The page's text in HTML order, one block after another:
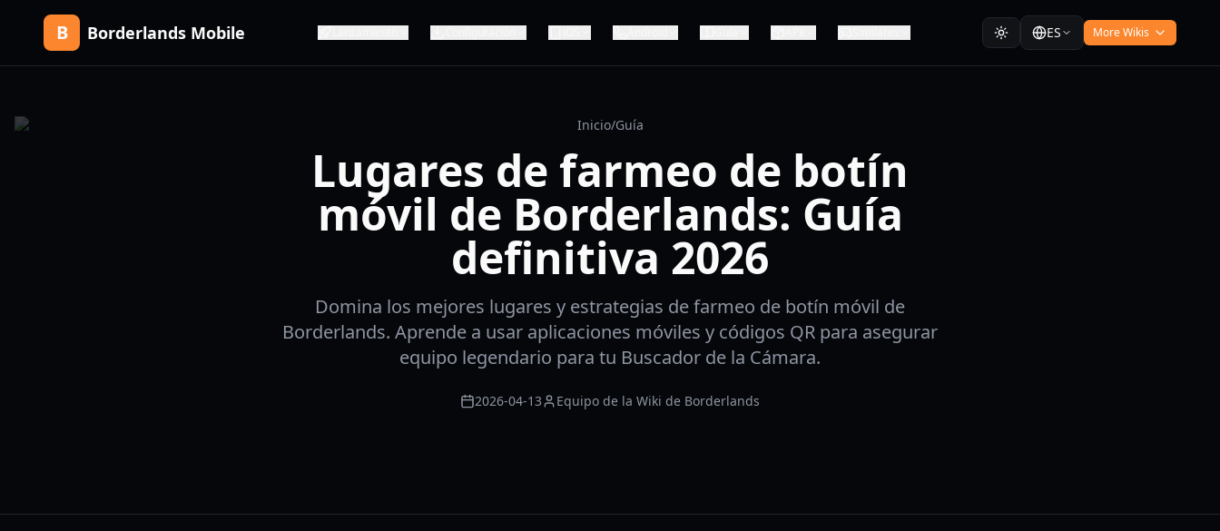
B Borderlands Mobile ES More Wikis
Inicio/Guía
Lugares de farmeo de botín
móvil de Borderlands: Guía
definitiva 2026
Domina los mejores lugares y estrategias de farmeo de botín móvil de
Borderlands. Aprende a usar aplicaciones móviles y códigos QR para asegurar
equipo legendario para tu Buscador de la Cámara.
2026-04-13 Equipo de la Wiki de Borderlands